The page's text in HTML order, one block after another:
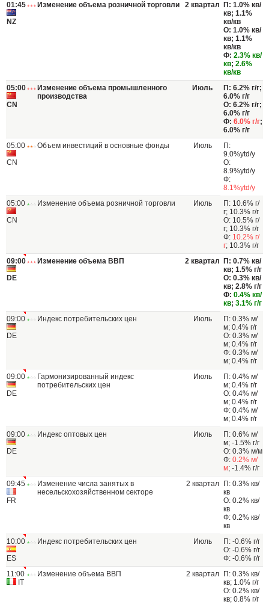
01:45
NZ
Изменение объема розничной торговли 2 квартал
П: 1.0% кв/
кв; 1.1%
кв/кв
О: 1.0% кв/
кв; 1.1%
кв/кв
Ф: 2.3% кв/
кв; 2.6%
кв/кв
05:00
CN
Изменение объема промышленного
производства
Июль
П: 6.2% г/г;
6.0% г/г
О: 6.2% г/г;
6.0% г/г
Ф: 6.0% г/г;
6.0% г/г
05:00
CN
Объем инвестиций в основные фонды Июль
П:
9.0%ytd/y
О:
8.9%ytd/y
Ф:
8.1%ytd/y
05:00
CN
Изменение объема розничной торговли Июль
П: 10.6% г/
г; 10.3% г/г
О: 10.5% г/
г; 10.3% г/г
Ф: 10.2% г/
г; 10.3% г/г
09:00
DE
Изменение объема ВВП 2 квартал
П: 0.7% кв/
кв; 1.5% г/г
О: 0.3% кв/
кв; 2.8% г/г
Ф: 0.4% кв/
кв; 3.1% г/г
09:00
DE
Индекс потребительских цен Июль
П: 0.3% м/
м; 0.4% г/г
О: 0.3% м/
м; 0.4% г/г
Ф: 0.3% м/
м; 0.4% г/г
09:00
DE
Гармонизированный индекс
потребительских цен
Июль
П: 0.4% м/
м; 0.4% г/г
О: 0.4% м/
м; 0.4% г/г
Ф: 0.4% м/
м; 0.4% г/г
09:00
DE
Индекс оптовых цен Июль
П: 0.6% м/
м; -1.5% г/г
О: 0.3% м/м
Ф: 0.2% м/
м; -1.4% г/г
09:45
FR
Изменение числа занятых в
несельскохозяйственном секторе
2 квартал
П: 0.3% кв/
кв
О: 0.2% кв/
кв
Ф: 0.2% кв/
кв
10:00
ES
Индекс потребительских цен Июль
П: -0.6% г/г
О: -0.6% г/г
Ф: -0.6% г/г
11:00
IT
Изменение объема ВВП 2 квартал
П: 0.3% кв/
кв; 1.0% г/г
О: 0.2% кв/
кв; 0.8% г/г